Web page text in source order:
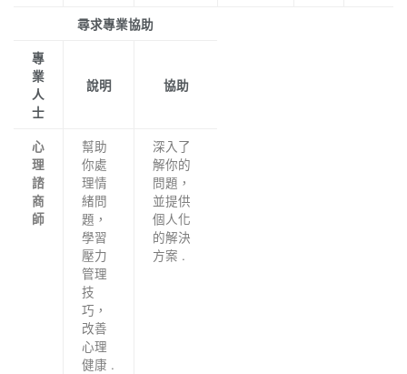
尋求專業協助
專
業
人
士
說明 協助
心
理
諮
商
師
幫助
你處
理情
緒問
題，
學習
壓力
管理
技
巧，
改善
心理
健康 .
深入了
解你的
問題，
並提供
個人化
的解決
方案 .